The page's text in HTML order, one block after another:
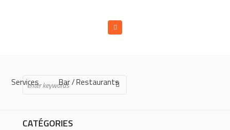
Services Bar / Restaurants
CATÉGORIES